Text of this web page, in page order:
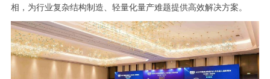
相，为行业复杂结构制造、轻量化量产难题提供高效解决方案。